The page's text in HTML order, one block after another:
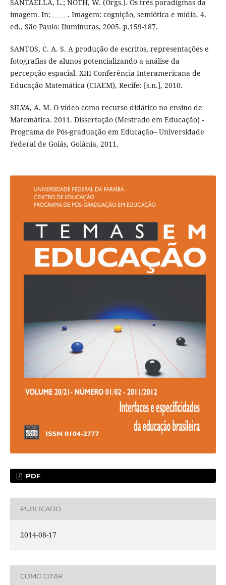
SANTAELLA, L.; NOTH, W. (Orgs.). Os três paradigmas da
imagem. In: _____. Imagem: cognição, semiótica e mídia. 4.
ed., São Paulo: Iluminuras, 2005. p.159-187.
SANTOS, C. A. S. A produção de escritos, representações e
fotografias de alunos potencializando a análise da
percepção espacial. XIII Conferência Interamericana de
Educação Matemática (CIAEM), Recife: [s.n.], 2010.
SILVA, A. M. O vídeo como recurso didático no ensino de
Matemática. 2011. Dissertação (Mestrado em Educação) -
Programa de Pós-graduação em Educação– Universidade
Federal de Goiás, Goiânia, 2011.
PDF
PUBLICADO
2014-08-17
COMO CITAR